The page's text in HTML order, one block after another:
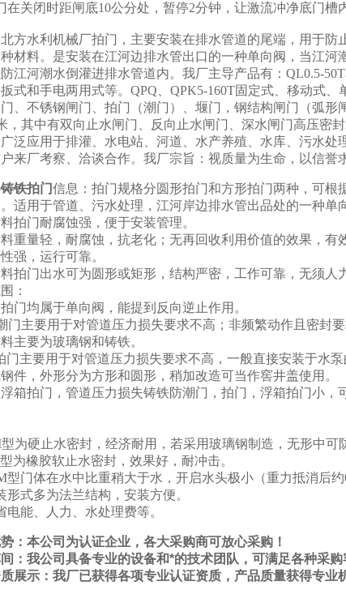
在关闭时距闸底10公分处，暂停2分钟，让激流冲净底门槽
方水利机械厂拍门，主要安装在排水管道的尾端，用于
材料。是安装在江河边排水管出口的一种单向阀，当江
江河潮水倒灌进排水管道内。我厂主导产品有：QL0.5-
式和手电两用式等。QPQ、QPK5-160T固定式、移动式
、不锈钢闸门、拍门（潮门）、堰门，钢结构闸门（弧
，其中有双向止水闸门、反向止水闸门、深水闸门高压密
泛应用于排灌、水电站、河道、水产养殖、水库、污水
来厂考察、洽谈合作。我厂宗旨：视质量为生命，以信誉
铁拍门信息：拍门规格分圆形拍门和方形拍门两种，可
适用于管道、污水处理，江河岸边排水管出品处的一种单
拍门耐腐蚀强，便于安装管理。
重量轻，耐腐蚀，抗老化；无再回收利用价值的效果，
强，运行可靠。
拍门出水可为圆形或矩形，结构严密，工作可靠，无须人
：
门均属于单向阀，能提到反向逆止作用。
门主要用于对管道压力损失要求不高；非频繁动作且密封
主要为玻璃钢和铸铁。
门主要用于对管道压力损失要求不高，一般直接安装于水
件，外形分为方形和圆形，稍加改造可当作窖井盖使用。
箱拍门，管道压力损失铸铁防潮门，拍门，浮箱拍门小
为硬止水密封，经济耐用，若采用玻璃钢制造，无形中可
为橡胶软止水密封，效果好，耐冲击。
型门体在水中比重稍大于水，开启水头极小（重力抵消后约
形式多为法兰结构，安装方便。
电能、人力、水处理费等。
：本公司为认证企业，各大采购商可放心采购！
：我公司具备专业的设备和*的技术团队，可满足各种采
展示：我厂已获得各项专业认证资质，产品质量获得专业